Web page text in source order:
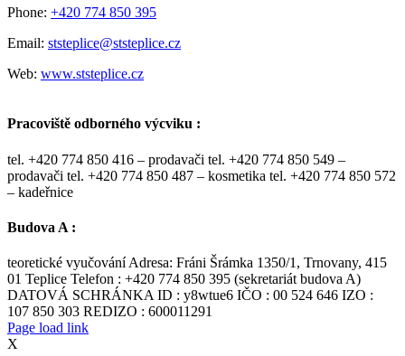
Phone: +420 774 850 395
Email: ststeplice@ststeplice.cz
Web: www.ststeplice.cz
Pracoviště odborného výcviku :
tel. +420 774 850 416 – prodavači tel. +420 774 850 549 –
prodavači tel. +420 774 850 487 – kosmetika tel. +420 774 850 572
– kadeřnice
Budova A :
teoretické vyučování Adresa: Fráni Šrámka 1350/1, Trnovany, 415
01 Teplice Telefon : +420 774 850 395 (sekretariát budova A)
DATOVÁ SCHRÁNKA ID : y8wtue6 IČO : 00 524 646 IZO :
107 850 303 REDIZO : 600011291
Page load link
X